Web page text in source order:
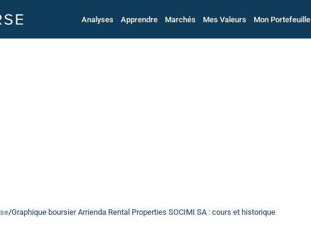
Analyses Apprendre Marchés Mes Valeurs Mon Portefeuille
/Graphique boursier Arrienda Rental Properties SOCIMI SA : cours et historique